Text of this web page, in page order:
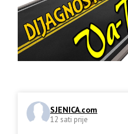
SJENICA.com
12 sati prije